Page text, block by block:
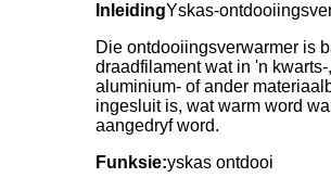
InleidingYskas-
Die ontdooiingsverwarmer is
draadfilament wat in 'n kwarts-
aluminium- of ander
ingesluit is, wat warm word
aangedryf word.
Funksie:yskas ontdooi